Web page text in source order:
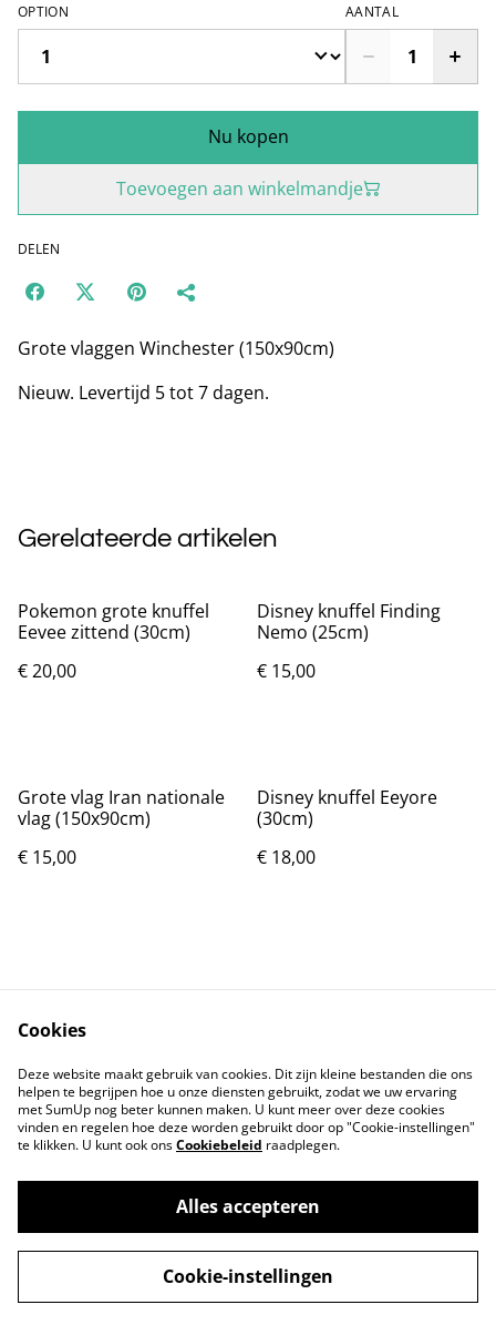
OPTION AANTAL
Nu kopen
Toevoegen aan winkelmandje
DELEN
Grote vlaggen Winchester (150x90cm)
Nieuw. Levertijd 5 tot 7 dagen.
Gerelateerde artikelen
Pokemon grote knuffel
Eevee zittend (30cm)
€ 20,00
Disney knuffel Finding
Nemo (25cm)
€ 15,00
Grote vlag Iran nationale
vlag (150x90cm)
€ 15,00
Disney knuffel Eeyore
(30cm)
€ 18,00
Contact
Voorwaarden
Privacybeleid
Cookiebeleid
©2026Markthuis Friesland
powered by
Cookies
Deze website maakt gebruik van cookies. Dit zijn kleine bestanden die ons
helpen te begrijpen hoe u onze diensten gebruikt, zodat we uw ervaring
met SumUp nog beter kunnen maken. U kunt meer over deze cookies
vinden en regelen hoe deze worden gebruikt door op "Cookie-instellingen"
te klikken. U kunt ook onsCookiebeleid raadplegen.
Alles accepteren
Cookie-instellingen